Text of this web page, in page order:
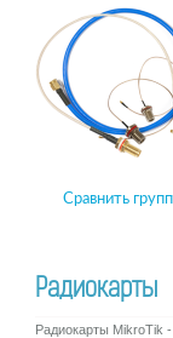
Сравнить
Радиокарты
Радиокарты MikroTik